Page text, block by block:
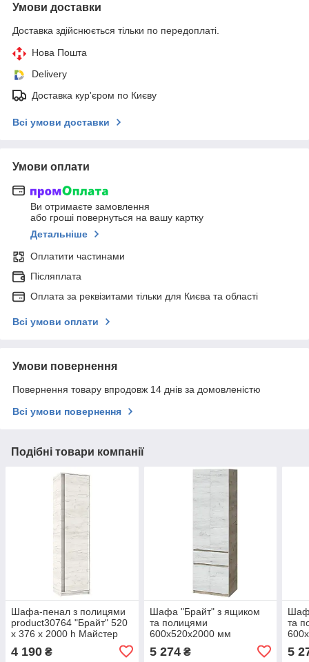
Умови доставки
Доставка здійснюється тільки по передоплаті.
Нова Пошта
Delivery
Доставка кур'єром по Києву
Всі умови доставки
Умови оплати
Ви отримаєте замовлення
або гроші повернуться на вашу картку
Детальніше
Оплатити частинами
Післяплата
Оплата за реквізитами тільки для Києва та області
Всі умови оплати
Умови повернення
Повернення товару впродовж 14 днів за домовленістю
Всі умови повернення
Подібні товари компанії
Шафа-пенал з полицями
product30764 "Брайт" 520
х 376 х 2000 h Майстер
4 190 ₴
Шафа "Брайт" з ящиком
та полицями
600х520х2000 мм
Майстер Форм. Дуб крафт
сірий/Дуб крафт білий
5 274₴
та
5